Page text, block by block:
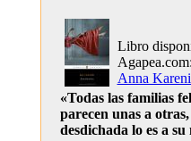
Libro
Agapea.com:
Anna
«Todas las familias
parecen unas a
desdichada lo es a su